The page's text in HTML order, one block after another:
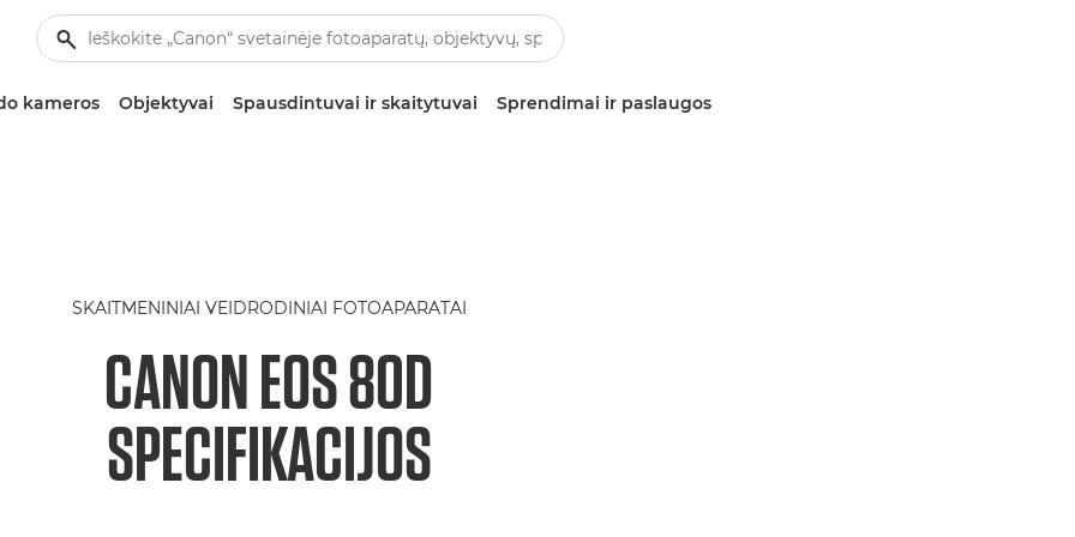
kameros Objektyvai Spausdintuvai ir skaitytuvai Sprendimai ir paslaugos
SKAITMENINIAI VEIDRODINIAI FOTOAPARATAI
CANON EOS 80D
SPECIFIKACIJOS